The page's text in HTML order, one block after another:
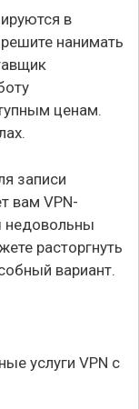
в
нанимать
ценам.
записи
вам VPN-
недовольны
расторгнуть
вариант.
услуги VPN с